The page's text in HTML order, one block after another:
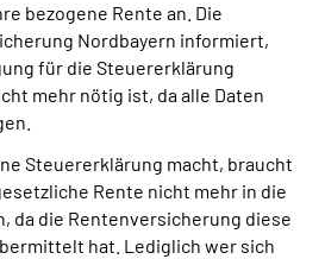
Kundenportal
bezogene Rente an. Die
Nordbayern informiert,
für die Steuererklärung
mehr nötig ist, da alle Daten
Steuererklärung macht, braucht
Rente nicht mehr in die
da die Rentenversicherung diese
hat. Lediglich wer sich